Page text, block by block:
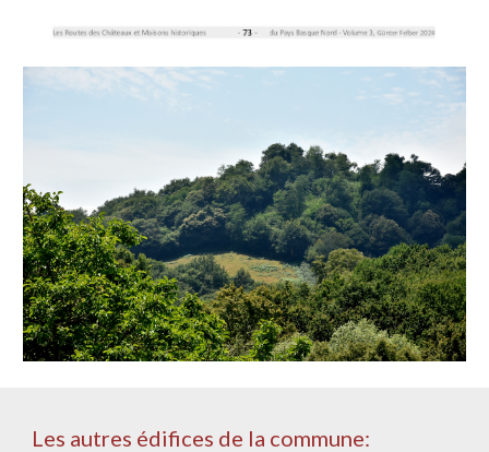
Les autres édifices de la commune: